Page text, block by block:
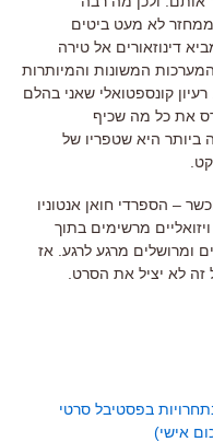
ש"עולם היורה 2" – שממחזר לא מעט ביטים
מ"פארק היורה 2" מ-1997 – מביא דינוזאורים אל טירה
המשונות והמיותרות
קונספטואלי שאני בהלם
את כל מה שכיף
ביותר היא שטפריו של
– הספרדי חואן אנטוניו
מרשימים בתוך
ומרושלים מרגע לרגע. אז
זה לא יציל את הסרט.
בפסטיבל סרטי